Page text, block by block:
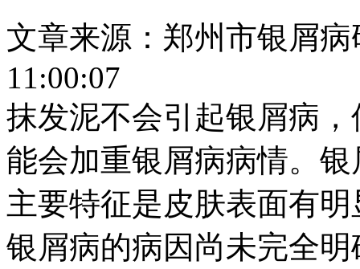
文章来源：郑州市银屑
11:00:07
抹发泥不会引起银屑病
能会加重银屑病病情。
主要特征是皮肤表面有
银屑病的病因尚未完全